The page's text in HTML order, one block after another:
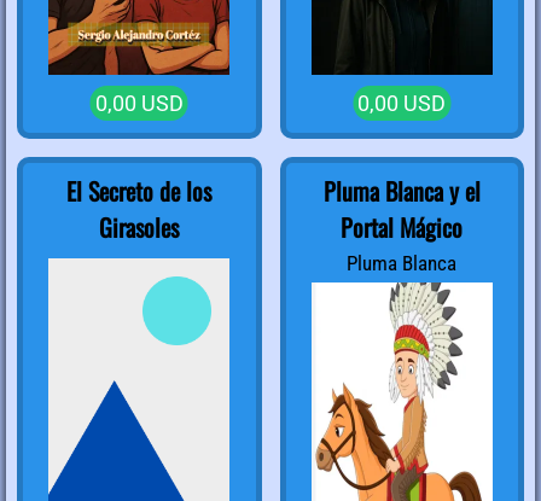
0,00 USD 0,00 USD
El Secreto de los
Girasoles
Pluma Blanca y el
Portal Mágico
Pluma Blanca